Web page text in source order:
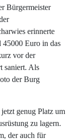
Bürgermeister
erinnerte
45000 Euro in das
vor der
saniert. Als
der Burg
genug Platz um
zu lagern.
der auch für